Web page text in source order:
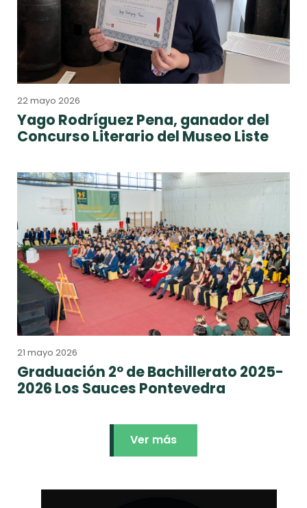
22 mayo 2026
Yago Rodríguez Pena, ganador del
Concurso Literario del Museo Liste
21 mayo 2026
Graduación 2º de Bachillerato 2025-
2026 Los Sauces Pontevedra
Ver más